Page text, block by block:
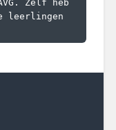
Zelf heb
leerlingen